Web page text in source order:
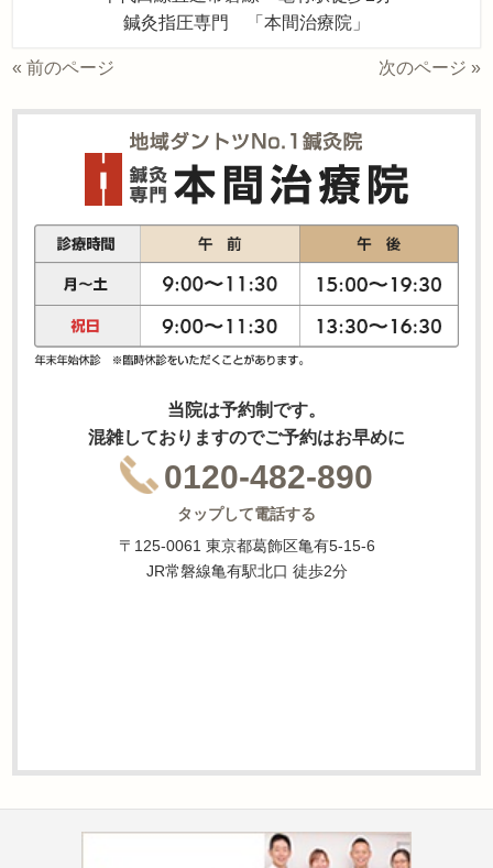
鍼灸指圧専門 「本間治療院」
« 前のページ 次のページ »
当院は予約制です。
混雑しておりますのでご予約はお早めに
0120-482-890
タップして電話する
〒125-0061 東京都葛飾区亀有5-15-6
JR常磐線亀有駅北口 徒歩2分